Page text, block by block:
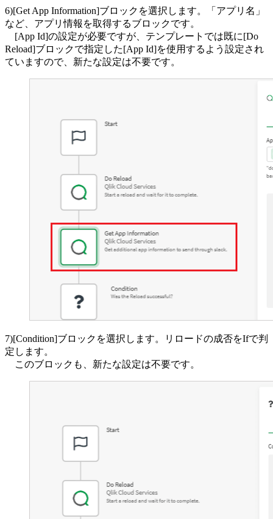
6)[Get App Information]ブロックを選択します。「アプリ名」
など、アプリ情報を取得するブロックです。
[App Id]の設定が必要ですが、テンプレートでは既に[Do
Reload]ブロックで指定した[App Id]を使用するよう設定され
ていますので、新たな設定は不要です。
7)[Condition]ブロックを選択します。リロードの成否をIfで判
定します。
このブロックも、新たな設定は不要です。